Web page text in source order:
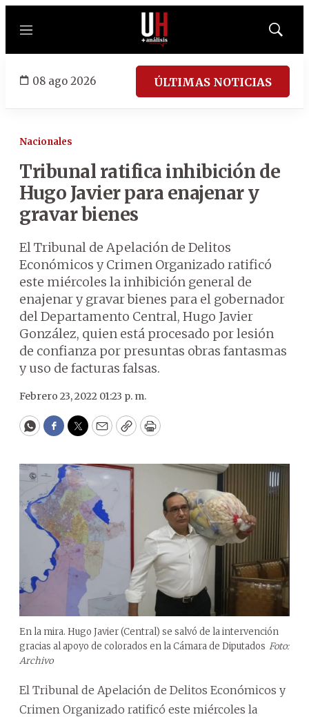
Menú
Mostrar
08 ago 2026 ÚLTIMAS NOTICIAS
Nacionales
Tribunal ratifica inhibición de
Hugo Javier para enajenar y
gravar bienes
El Tribunal de Apelación de Delitos
Económicos y Crimen Organizado ratificó
este miércoles la inhibición general de
enajenar y gravar bienes para el gobernador
del Departamento Central, Hugo Javier
González, quien está procesado por lesión
de confianza por presuntas obras fantasmas
y uso de facturas falsas.
Febrero 23, 2022 01:23 p. m.
WhatsApp
Facebook
Twitter
EmailCopyPrint
En la mira. Hugo Javier (Central) se salvó de la intervención
gracias al apoyo de colorados en la Cámara de Diputados Foto:
Archivo
El Tribunal de Apelación de Delitos Económicos y
Crimen Organizado ratificó este miércoles la